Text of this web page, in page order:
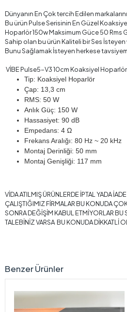
Dünyanın En Çok tercih Edilen
Bu ürün Pulse Serisinin En Güzel
Hoparlör 150w Maksimum Güce 50 Rms
Sahip olan bu ürün Kaliteli bir Ses
Bunu Sağlamak İsteyen herkese
VİBE Pulse5-V3 10cm Koaksiyel
Tip: Koaksiyel Hoparlör
Çap: 13,3 cm
RMS: 50 W
Anlık Güç: 150 W
Hassasiyet: 90 dB
Empedans: 4 Ω
Frekans Aralığı: 80 Hz ~ 20 kHz
Montaj Derinliği: 50 mm
Montaj Genişliği: 117 mm
VİDA ATILMIŞ ÜRÜNLERDE İPTAL YADA
ÇALIŞTIĞIMIZ FİRMALAR BU KONUDA ÇOK
SONRA DEĞİŞİM KABUL ETMİYORLAR BU
TALEBİNİZ VARSA BU KONUDA DİKKATLİ
Benzer Ürünler